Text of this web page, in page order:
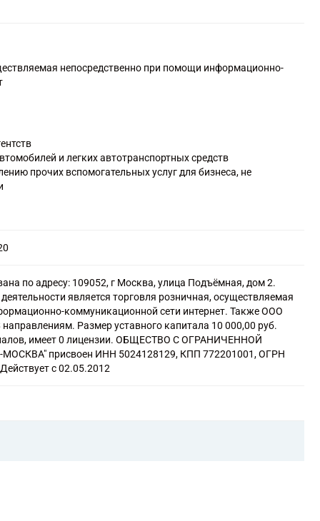
непосредственно при помощи информационно-
и легких автотранспортных средств
прочих вспомогательных услуг для бизнеса, не
риса), зернобобовых культур и семян масличных культур
продукцией
неспециализированных магазинах
продуктами, напитками и табачными изделиями в
напитками в специализированных магазинах
пищевыми продуктами в специализированных
изделиями в специализированных магазинах
женской и детской одеждой в специализированных
одежды (перчатками, галстуками, шарфами,
по адресу: 109052, г Москва, улица Подъёмная, дом 2.
является торговля розничная, осуществляемая
коммуникационной сети интернет. Также ООО
Размер уставного капитала 10 000,00 руб.
имеет 0 лицензии. ОБЩЕСТВО С ОГРАНИЧЕННОЙ
присвоен ИНН 5024128129, КПП 772201001, ОГРН
с 02.05.2012